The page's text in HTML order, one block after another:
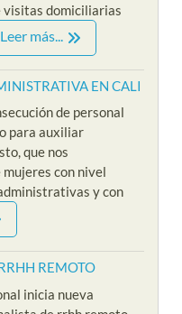
visitas domiciliarias
Leer más...
EN CALI
de personal
para auxiliar
que nos
con nivel
y con
REMOTO
inicia nueva